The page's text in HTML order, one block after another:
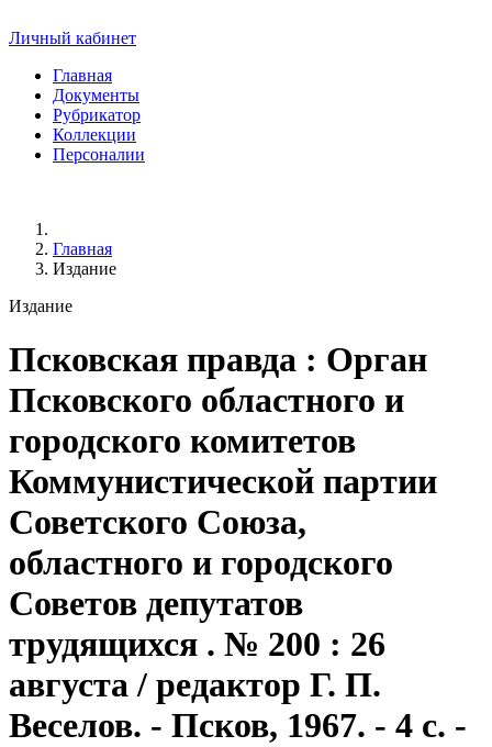
Личный кабинет
Главная
Документы
Рубрикатор
Коллекции
Персоналии
Главная
Издание
Издание
Псковская правда : Орган
Псковского областного и
городского комитетов
Коммунистической партии
Советского Союза,
областного и городского
Советов депутатов
трудящихся . № 200 : 26
августа / редактор Г. П.
Веселов. - Псков, 1967. - 4 с. -